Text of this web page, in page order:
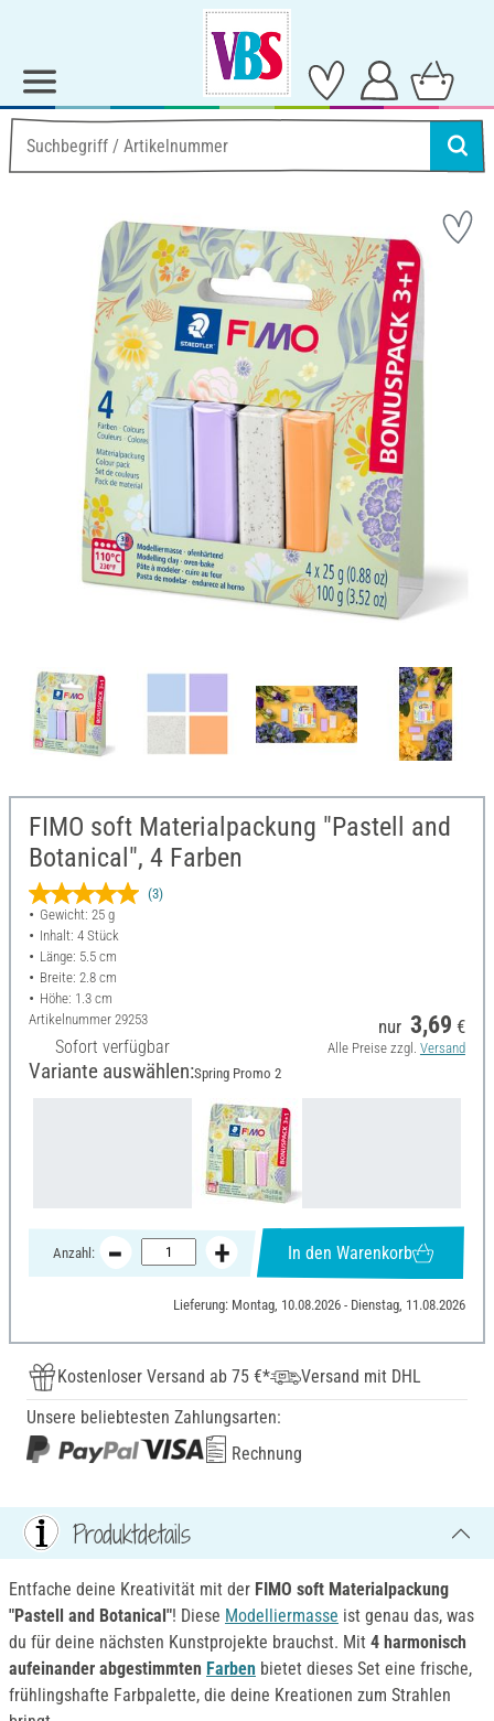
FIMO soft Materialpackung "Pastell and
Botanical", 4 Farben
(3)
Gewicht: 25 g
Inhalt: 4 Stück
Länge: 5.5 cm
Breite: 2.8 cm
Höhe: 1.3 cm
Artikelnummer 29253
Sofort verfügbar
nur 3,69 €
Alle Preise zzgl. Versand
Variante auswählen:Spring Promo 2
Anzahl: In den Warenkorb
Lieferung: Montag, 10.08.2026 - Dienstag, 11.08.2026
Kostenloser Versand ab 75 €*
Versand mit DHL
Unsere beliebtesten Zahlungsarten:
Rechnung
Produktdetails
Entfache deine Kreativität mit der FIMO soft Materialpackung
"Pastell and Botanical"! Diese Modelliermasse ist genau das, was
du für deine nächsten Kunstprojekte brauchst. Mit 4 harmonisch
aufeinander abgestimmten Farben bietet dieses Set eine frische,
frühlingshafte Farbpalette, die deine Kreationen zum Strahlen